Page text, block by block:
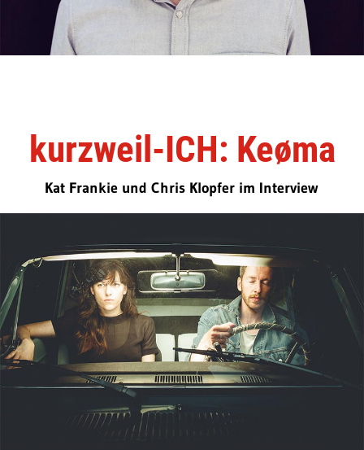
kurzweil-ICH: Keøma
Kat Frankie und Chris Klopfer im Interview